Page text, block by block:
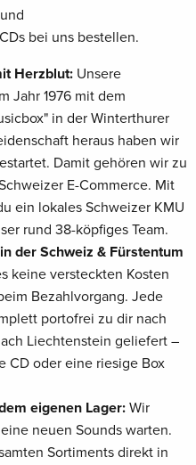
bei uns bestellen.
Herzblut: Unsere
Jahr 1976 mit dem
in der Winterthurer
heraus haben wir
Damit gehören wir zu
E-Commerce. Mit
ein lokales Schweizer KMU
rund 38-köpfiges Team.
der Schweiz & Fürstentum
keine versteckten Kosten
Bezahlvorgang. Jede
portofrei zu dir nach
Liechtenstein geliefert –
CD oder eine riesige Box
eigenen Lager: Wir
neuen Sounds warten.
Sortiments direkt in